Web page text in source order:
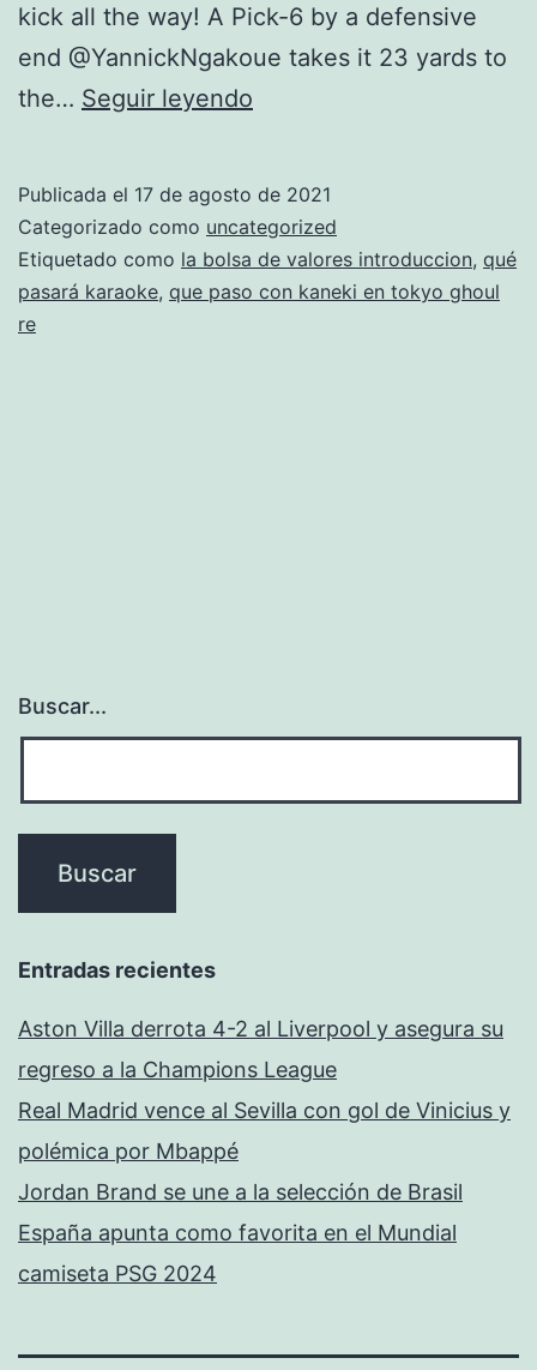
kick all the way! A Pick-6 by a defensive
end @YannickNgakoue takes it 23 yards to
the… Seguir leyendo
baratas
NBA
Publicada el 17 de agosto de 2021
Categorizado como uncategorized
Etiquetado como la bolsa de valores introduccion, qué
pasará karaoke, que paso con kaneki en tokyo ghoul
re
Buscar...
Entradas recientes
Aston Villa derrota 4-2 al Liverpool y asegura su
regreso a la Champions League
Real Madrid vence al Sevilla con gol de Vinicius y
polémica por Mbappé
Jordan Brand se une a la selección de Brasil
España apunta como favorita en el Mundial
camiseta PSG 2024